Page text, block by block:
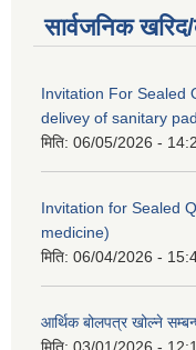
सार्वजनिक
Invitation For Sealed
delivey of sanitary
मिति: 06/05/2026 -
Invitation for Sealed
medicine)
मिति: 06/04/2026 -
आर्थिक बोलपत्र खोल्ने